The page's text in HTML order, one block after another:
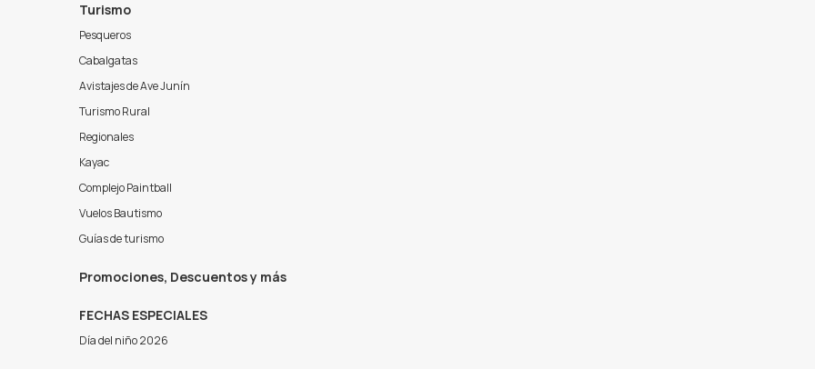
Turismo
Pesqueros
Cabalgatas
Avistajes de Ave Junín
Turismo Rural
Regionales
Kayac
Complejo Paintball
Vuelos Bautismo
Guías de turismo
Promociones, Descuentos y más
FECHAS ESPECIALES
Día del niño 2026